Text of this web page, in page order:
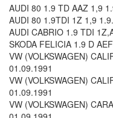
AUDI 80 1.9 TD AAZ 1,9
AUDI 80 1.9TDI 1Z 1,9
AUDI CABRIO 1.9 TDI
SKODA FELICIA 1.9 D
VW (VOLKSWAGEN)
01.09.1991
VW (VOLKSWAGEN)
01.09.1991
VW (VOLKSWAGEN)